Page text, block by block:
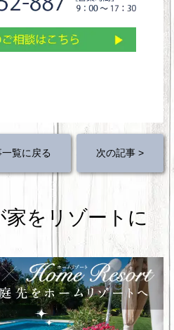
覧に戻る 次の記事 >
家をリゾートに